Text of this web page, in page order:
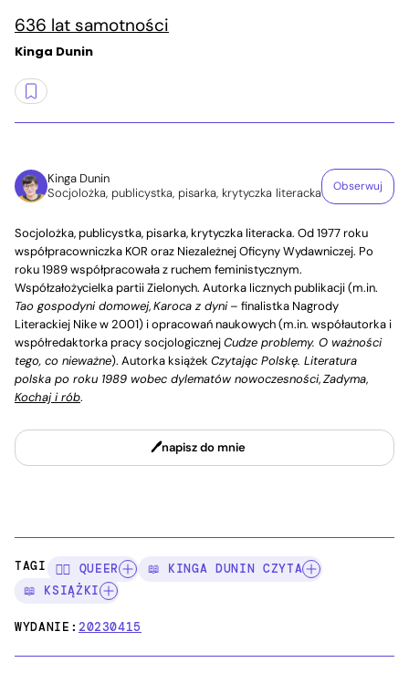
636 lat samotności
Kinga Dunin
Kinga Dunin
Socjolożka, publicystka, pisarka, krytyczka literacka
Obserwuj
Socjolożka, publicystka, pisarka, krytyczka literacka. Od 1977 roku
współpracowniczka KOR oraz Niezależnej Oficyny Wydawniczej. Po
roku 1989 współpracowała z ruchem feministycznym.
Współzałożycielka partii Zielonych. Autorka licznych publikacji (m.in.
Tao gospodyni domowej,Karoca z dyni– finalistka Nagrody
Literackiej Nike w 2001) i opracowań naukowych (m.in. współautorka i
współredaktorka pracy socjologicznejCudze problemy. O ważności
tego, co nieważne). Autorka książek Czytając Polskę. Literatura
polska po roku 1989 wobec dylematów nowoczesności,Zadyma,
Kochaj i rób.
napisz do mnie
TAGI: 🏳️‍🌈 QUEER
📖 KINGA DUNIN CZYTA
📖 KSIĄŻKI
WYDANIE:20230415